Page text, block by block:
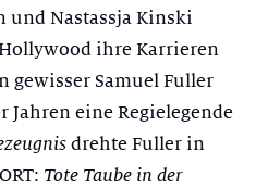
und Nastassja Kinski
ihre Karrieren
gewisser Samuel Fuller
Jahren eine Regielegende
drehte Fuller in
Tote Taube in der